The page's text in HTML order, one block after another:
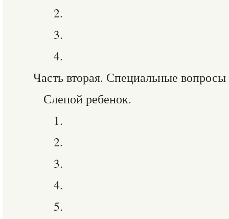
2.
3.
4.
Часть вторая. Специальные
Слепой ребенок.
1.
2.
3.
4.
5.